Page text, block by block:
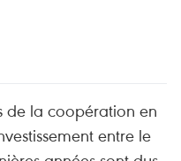
de la coopération en
entre le